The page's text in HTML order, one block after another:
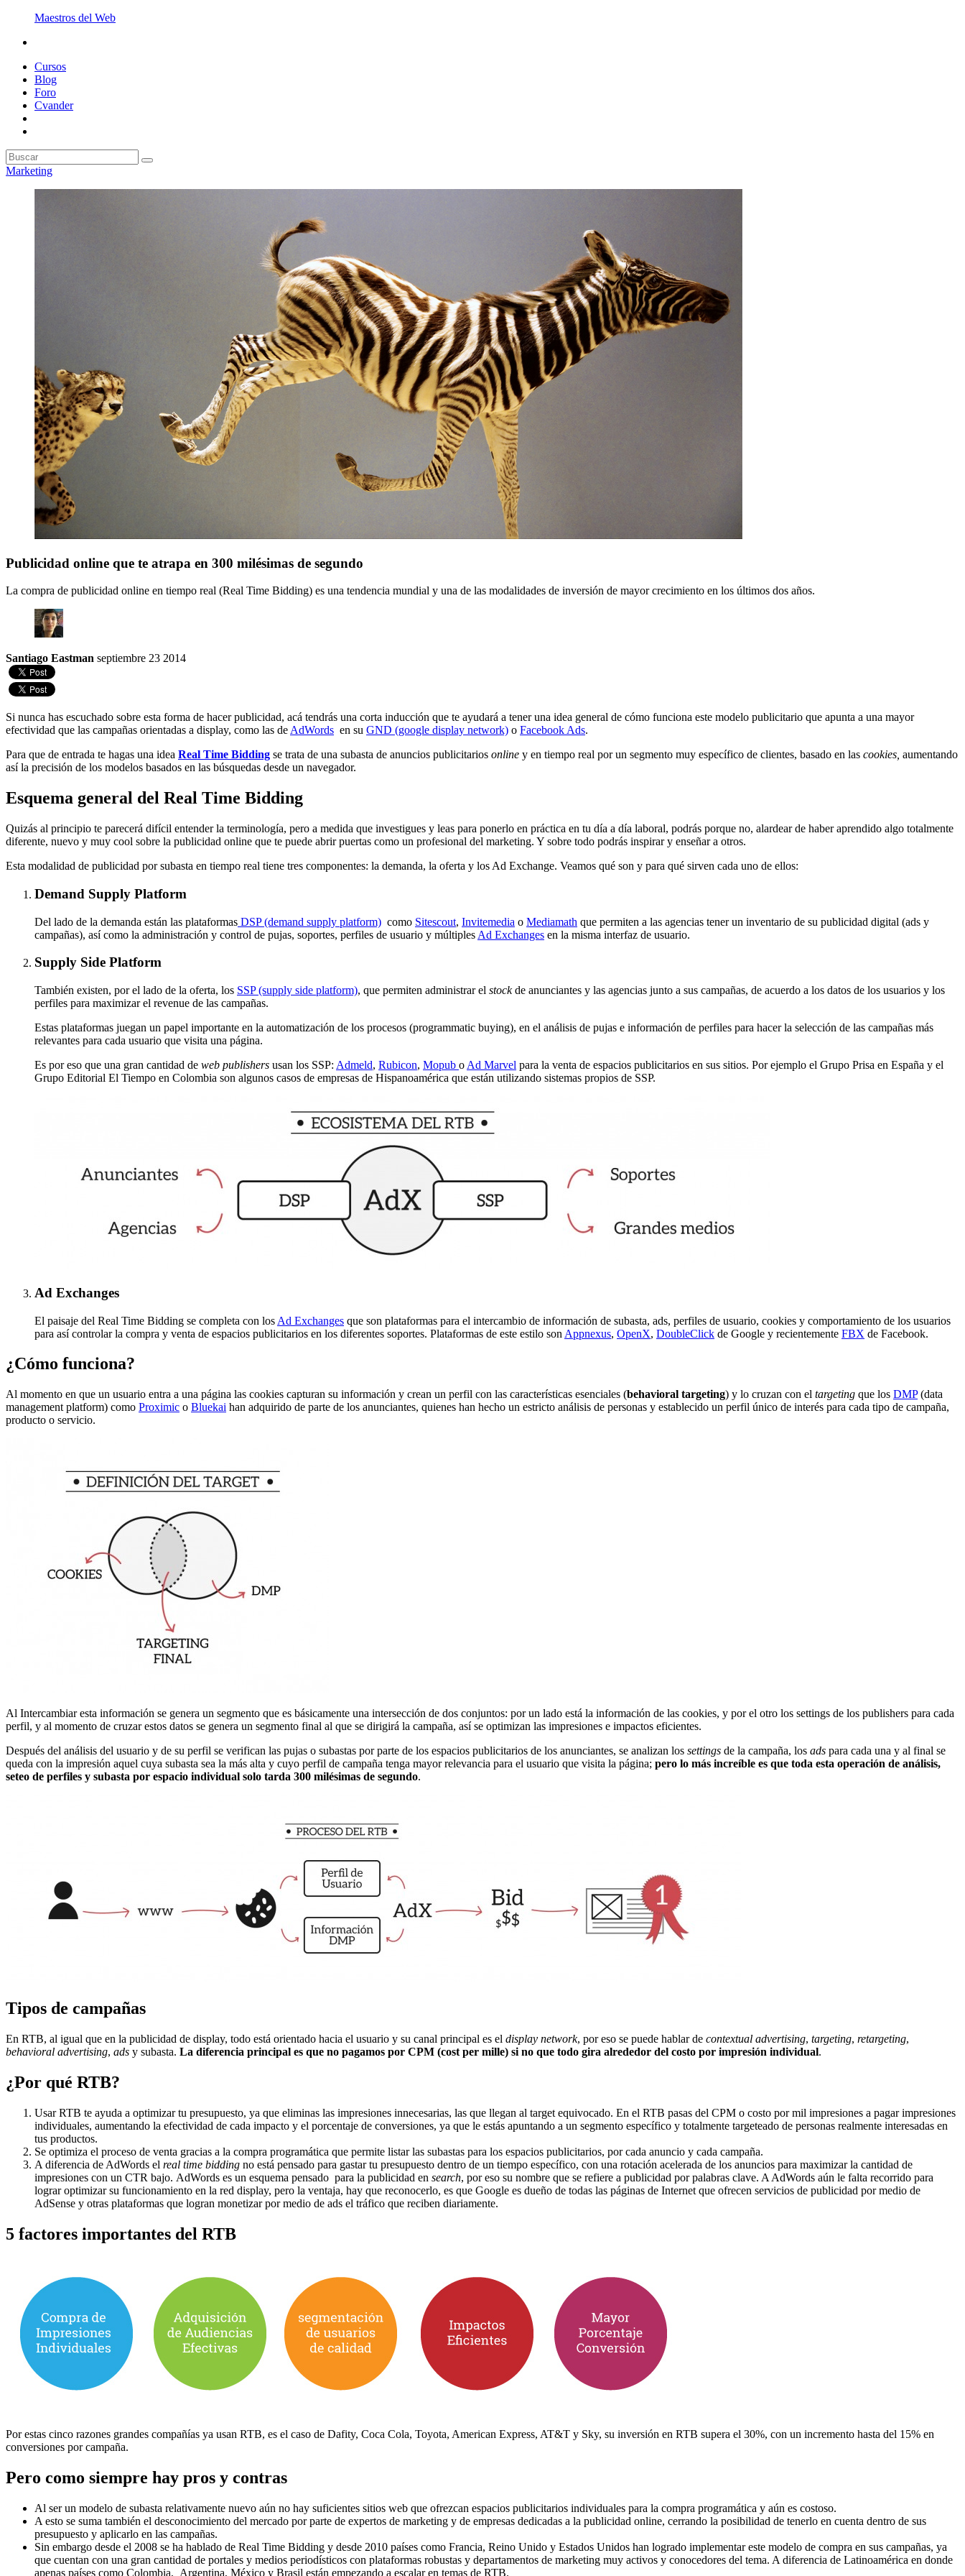
Maestros del Web
Cursos
Blog
Foro
Cvander
Marketing
Publicidad online que te atrapa en 300 milésimas de segundo
La compra de publicidad online en tiempo real (Real Time Bidding) es una tendencia mundial y una de las modalidades de inversión de mayor crecimiento en los últimos dos años.
Santiago Eastman septiembre 23 2014
Si nunca has escuchado sobre esta forma de hacer publicidad, acá tendrás una corta inducción que te ayudará a tener una idea general de cómo funciona este modelo publicitario que apunta a una mayor
efectividad que las campañas orientadas a display, como las deAdWords en su GND (google display network) o Facebook Ads.
Para que de entrada te hagas una idea Real Time Bidding se trata de una subasta de anuncios publicitarios online y en tiempo real por un segmento muy específico de clientes, basado en las cookies, aumentando
así la precisión de los modelos basados en las búsquedas desde un navegador.
Esquema general del Real Time Bidding
Quizás al principio te parecerá difícil entender la terminología, pero a medida que investigues y leas para ponerlo en práctica en tu día a día laboral, podrás porque no, alardear de haber aprendido algo totalmente
diferente, nuevo y muy cool sobre la publicidad online que te puede abrir puertas como un profesional del marketing. Y sobre todo podrás inspirar y enseñar a otros.
Esta modalidad de publicidad por subasta en tiempo real tiene tres componentes: la demanda, la oferta y los Ad Exchange. Veamos qué son y para qué sirven cada uno de ellos:
Demand Supply Platform
Del lado de la demanda están las plataformas DSP (demand supply platform) como Sitescout, Invitemedia o Mediamath que permiten a las agencias tener un inventario de su publicidad digital (ads y
campañas), así como la administración y control de pujas, soportes, perfiles de usuario y múltiples Ad Exchanges en la misma interfaz de usuario.
Supply Side Platform
También existen, por el lado de la oferta, los SSP (supply side platform), que permiten administrar el stockde anunciantes y las agencias junto a sus campañas, de acuerdo a los datos de los usuarios y los
perfiles para maximizar el revenue de las campañas.
Estas plataformas juegan un papel importante en la automatización de los procesos (programmatic buying), en el análisis de pujas e información de perfiles para hacer la selección de las campañas más
relevantes para cada usuario que visita una página.
Es por eso que una gran cantidad de web publishers usan los SSP: Admeld, Rubicon, Mopub o Ad Marvel para la venta de espacios publicitarios en sus sitios. Por ejemplo el Grupo Prisa en España y el
Grupo Editorial El Tiempo en Colombia son algunos casos de empresas de Hispanoamérica que están utilizando sistemas propios de SSP.
Ad Exchanges
El paisaje del Real Time Bidding se completa con los Ad Exchanges que son plataformas para el intercambio de información de subasta, ads, perfiles de usuario, cookies y comportamiento de los usuarios
para así controlar la compra y venta de espacios publicitarios en los diferentes soportes. Plataformas de este estilo son Appnexus, OpenX, DoubleClick de Google y recientemente FBX de Facebook.
¿Cómo funciona?
Al momento en que un usuario entra a una página las cookies capturan su información y crean un perfil con las características esenciales (behavioral targeting) y lo cruzan con el targeting que los DMP(data
management platform) como Proximic o Bluekai han adquirido de parte de los anunciantes, quienes han hecho un estricto análisis de personas y establecido un perfil único de interés para cada tipo de campaña,
producto o servicio.
Al Intercambiar esta información se genera un segmento que es básicamente una intersección de dos conjuntos: por un lado está la información de las cookies, y por el otro los settings de los publishers para cada
perfil, y al momento de cruzar estos datos se genera un segmento final al que se dirigirá la campaña, así se optimizan las impresiones e impactos eficientes.
Después del análisis del usuario y de su perfil se verifican las pujas o subastas por parte de los espacios publicitarios de los anunciantes, se analizan los settings de la campaña, los ads para cada una y al final se
queda con la impresión aquel cuya subasta sea la más alta y cuyo perfil de campaña tenga mayor relevancia para el usuario que visita la página; pero lo más increíble es que toda esta operación de análisis,
seteo de perfiles y subasta por espacio individual solo tarda 300 milésimas de segundo.
Tipos de campañas
En RTB, al igual que en la publicidad de display, todo está orientado hacia el usuario y su canal principal es el display network, por eso se puede hablar de contextual advertising, targeting, retargeting,
behavioral advertising, ads y subasta. La diferencia principal es que no pagamos por CPM (cost per mille) si no que todo gira alrededor del costo por impresión individual.
¿Por qué RTB?
Usar RTB te ayuda a optimizar tu presupuesto, ya que eliminas las impresiones innecesarias, las que llegan al target equivocado. En el RTB pasas del CPM o costo por mil impresiones a pagar impresiones
individuales, aumentando la efectividad de cada impacto y el porcentaje de conversiones, ya que le estás apuntando a un segmento específico y totalmente targeteado de personas realmente interesadas en
tus productos.
Se optimiza el proceso de venta gracias a la compra programática que permite listar las subastas para los espacios publicitarios, por cada anuncio y cada campaña.
A diferencia de AdWords el real time bidding no está pensado para gastar tu presupuesto dentro de un tiempo específico, con una rotación acelerada de los anuncios para maximizar la cantidad de
impresiones con un CTR bajo. AdWords es un esquema pensado para la publicidad en search, por eso su nombre que se refiere a publicidad por palabras clave. A AdWords aún le falta recorrido para
lograr optimizar su funcionamiento en la red display, pero la ventaja, hay que reconocerlo, es que Google es dueño de todas las páginas de Internet que ofrecen servicios de publicidad por medio de
AdSense y otras plataformas que logran monetizar por medio de ads el tráfico que reciben diariamente.
5 factores importantes del RTB
Por estas cinco razones grandes compañías ya usan RTB, es el caso de Dafity, Coca Cola, Toyota, American Express, AT&T y Sky, su inversión en RTB supera el 30%, con un incremento hasta del 15% en
conversiones por campaña.
Pero como siempre hay pros y contras
Al ser un modelo de subasta relativamente nuevo aún no hay suficientes sitios web que ofrezcan espacios publicitarios individuales para la compra programática y aún es costoso.
A esto se suma también el desconocimiento del mercado por parte de expertos de marketing y de empresas dedicadas a la publicidad online, cerrando la posibilidad de tenerlo en cuenta dentro de sus
presupuesto y aplicarlo en las campañas.
Sin embargo desde el 2008 se ha hablado de Real Time Bidding y desde 2010 países como Francia, Reino Unido y Estados Unidos han logrado implementar este modelo de compra en sus campañas, ya
que cuentan con una gran cantidad de portales y medios periodísticos con plataformas robustas y departamentos de marketing muy activos y conocedores del tema. A diferencia de Latinoamérica en donde
apenas países como Colombia, Argentina, México y Brasil están empezando a escalar en temas de RTB.